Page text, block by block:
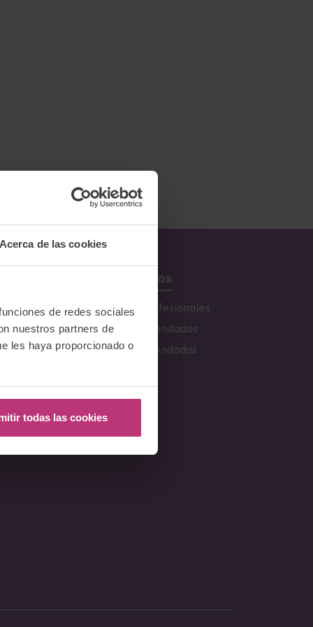
Acerca de las cookies
de redes sociales
nuestros partners de
les haya proporcionado o
todas las cookies
Recursos
Buscador de profesionales
Libros recomendados
Webs Recomendadas